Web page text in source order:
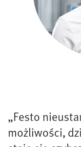
„Festo
możliwości,